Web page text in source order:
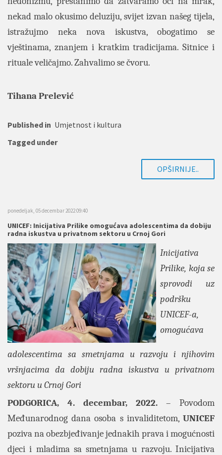
nekad malo okusimo deluziju, svijet izvan našeg tijela,
istražujmo neka nova iskustva, obogatimo se
vještinama, znanjem i kratkim tradicijama. Sitnice i
rituale veličajmo. Zahvalimo se čvoru.
Tihana Prelević
Published in Umjetnost i kultura
Tagged under
OPŠIRNIJE..
ponedeljak, 05 decembar 2022 09:40
UNICEF: Inicijativa Prilike omogućava adolescentima da dobiju
radna iskustva u privatnom sektoru u Crnoj Gori
Inicijativa
Prilike, koja se
sprovodi uz
podršku
UNICEF-a,
omogućava
adolescentima sa smetnjama u razvoju i njihovim
vršnjacima da dobiju radna iskustva u privatnom
sektoru u Crnoj Gori
PODGORICA, 4. decembar, 2022. – Povodom
Međunarodnog dana osoba s invaliditetom, UNICEF
poziva na obezbjeđivanje jednakih prava i mogućnosti
djeci i mladima sa smetnjama u razvoju. Inicijativa